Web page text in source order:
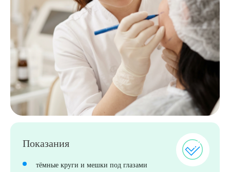
Показания
тёмные круги и мешки под глазами
Выберите сопутствующую услугу